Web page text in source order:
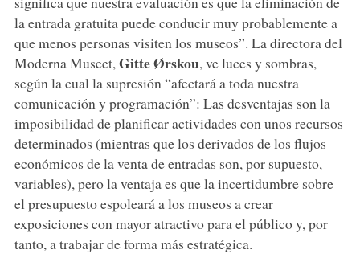
la entrada gratuita puede conducir muy probablemente a
que menos personas visiten los museos”. La directora del
Moderna Museet, Gitte Ørskou, ve luces y sombras,
según la cual la supresión “afectará a toda nuestra
comunicación y programación”: Las desventajas son la
imposibilidad de planificar actividades con unos recursos
determinados (mientras que los derivados de los flujos
económicos de la venta de entradas son, por supuesto,
variables), pero la ventaja es que la incertidumbre sobre
el presupuesto espoleará a los museos a crear
exposiciones con mayor atractivo para el público y, por
tanto, a trabajar de forma más estratégica.